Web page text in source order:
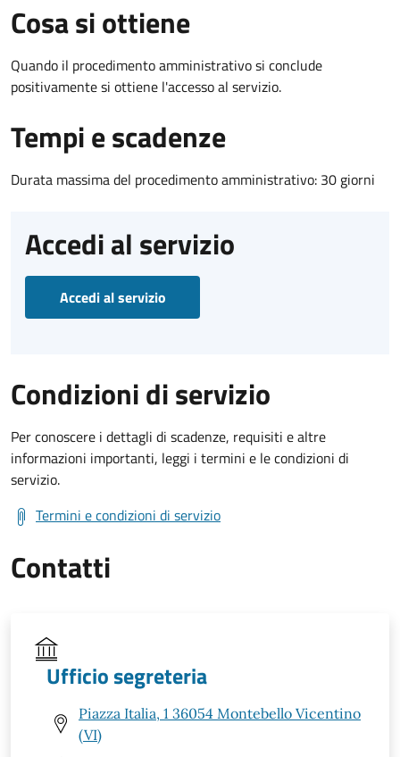
Cosa si ottiene
Quando il procedimento amministrativo si conclude
positivamente si ottiene l'accesso al servizio.
Tempi e scadenze
Durata massima del procedimento amministrativo: 30 giorni
Accedi al servizio
Accedi al servizio
Condizioni di servizio
Per conoscere i dettagli di scadenze, requisiti e altre
informazioni importanti, leggi i termini e le condizioni di
servizio.
Termini e condizioni di servizio
Contatti
Ufficio segreteria
Piazza Italia, 1 36054 Montebello Vicentino
(VI)